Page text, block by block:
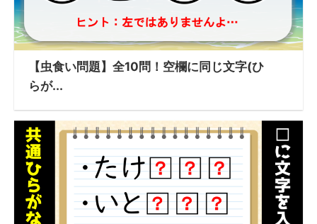
【虫食い問題】全10問！空欄に同じ文字(ひ
らが...